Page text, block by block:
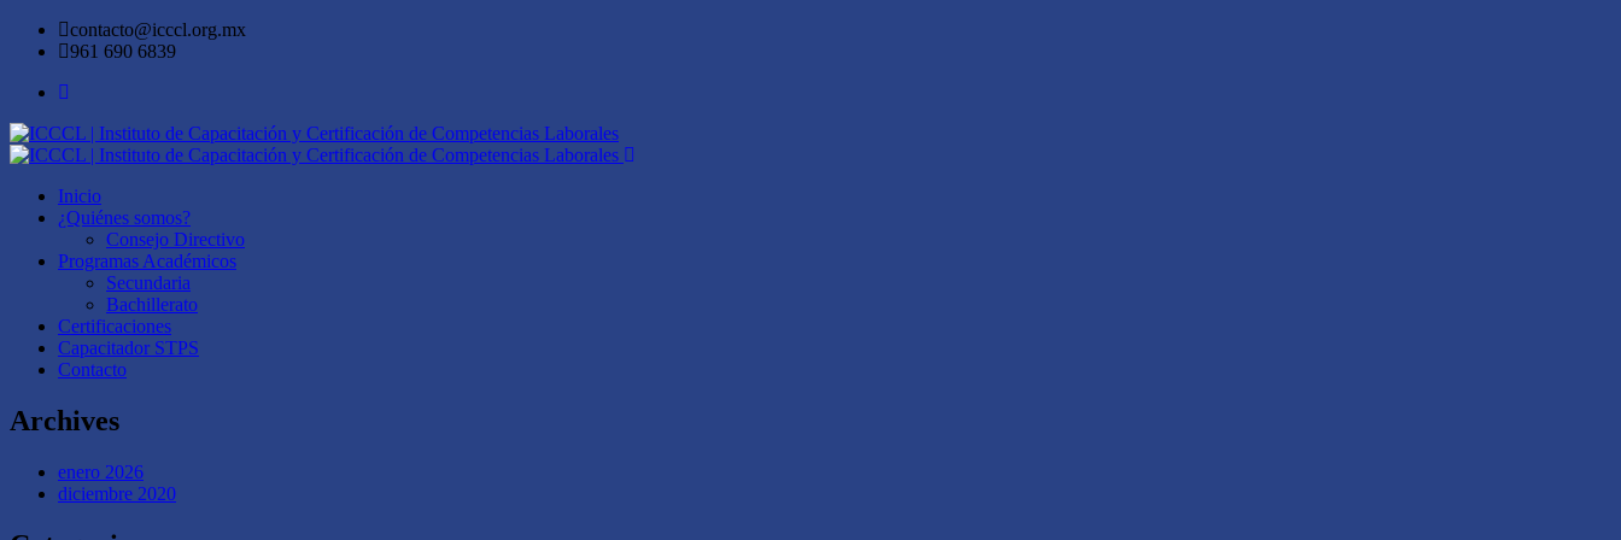
contacto@icccl.org.mx
961 690 6839
Inicio
¿Quiénes somos?
Consejo Directivo
Programas Académicos
Secundaria
Bachillerato
Certificaciones
Capacitador STPS
Contacto
Archives
enero 2026
diciembre 2020